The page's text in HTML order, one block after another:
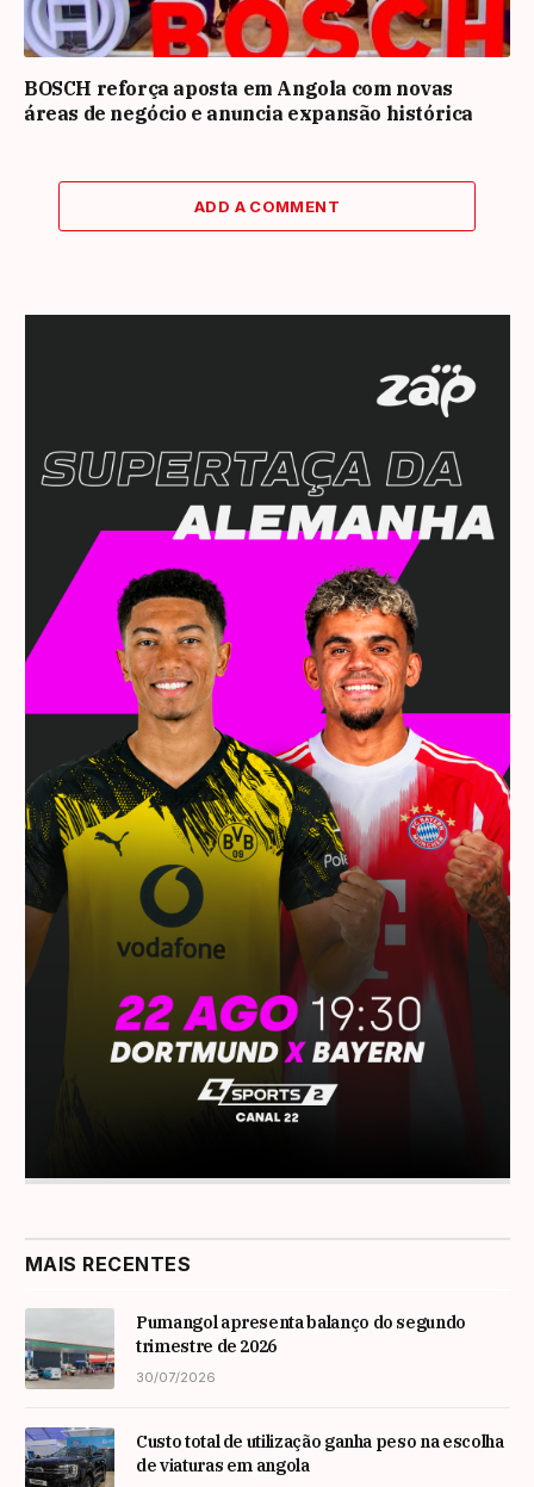
BOSCH reforça aposta em Angola com novas
áreas de negócio e anuncia expansão histórica
ADD A COMMENT
MAIS RECENTES
Pumangol apresenta balanço do segundo
trimestre de 2026
30/07/2026
Custo total de utilização ganha peso na escolha
de viaturas em angola